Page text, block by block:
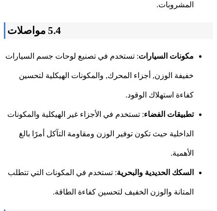
المشروبات.
5.4 مواصلات
مكونات السيارات: تستخدم في تصنيع لوحات جسم السيارات
خفيفة الوزن, أجزاء المحرك, والمكونات الهيكلية لتحسين
كفاءة استهلاك الوقود.
تطبيقات الفضاء: تستخدم في الأجزاء غير الهيكلية والمكونات
الداخلية حيث تكون توفير الوزن ومقاومة التآكل أمرًا بالغ
الأهمية.
السكك الحديدية والبحرية: تستخدم في المكونات التي تتطلب
المتانة والوزن الخفيف لتحسين كفاءة الطاقة.